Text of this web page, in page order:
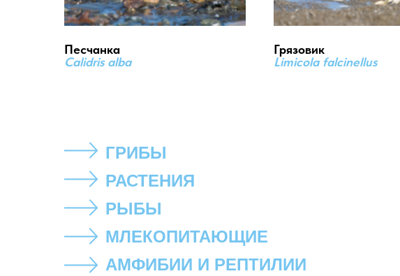
Песчанка
Calidris alba
Грязовик
Limicola falcinellus
ГРИБЫ
РАСТЕНИЯ
РЫБЫ
МЛЕКОПИТАЮЩИЕ
АМФИБИИ И РЕПТИЛИИ